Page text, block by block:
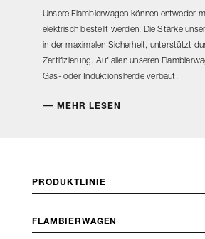
Unsere Flambierwagen können entweder
elektrisch bestellt werden. Die Stärke
in der maximalen Sicherheit, unterstützt
Zertifizierung. Auf allen unseren
Gas- oder Induktionsherde verbaut.
MEHR LESEN
PRODUKTLINIE
FLAMBIERWAGEN